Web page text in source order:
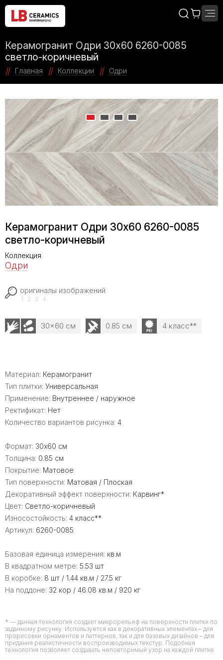
Керамогранит Одри 30х60 6260-0085
светло-коричневый
Главная Коллекции Одри
Керамогранит Одри 30х60 6260-0085
светло-коричневый
Коллекция
Одри
оригиналы изображений
1 2 3 4
30x60 см 0.85 см 4 класс**
Материал: Керамогранит
Тип плитки: Универсальная
Применение: Внутреннее / наружное
Ректификат: Нет
Количество вариантов рисунка: 4
Формат: 30x60 см
Толщина: 0.85 см
Покрытие: Матовое
Тип поверхности: Матовая / Плоская
Декоративный эффект поверхности: Карвинг*
Цвет: Светло-коричневый
Износостойкость: 4 класс**
Артикул: 6260-0085
Базовая единица измерения: кв.м
В квадратном метре: 5.53 шт
В коробке: 8 шт / 1.44 кв.м / 27.5 кг
На поддоне: 32 кор / 46.08 кв.м / 920 кг
* — данная технология создает микрорельеф на поверхности плитки по
заданному рисунку. Используется как в декоративных элементах – для
прорисовки орнаментов и паттернов, так и для базовых дизайнов – для
придания реалистичности воспроизводимых текстур. Подобная
технология позволяет создавать неповторимый узор на каждой плитке